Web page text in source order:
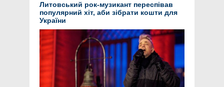
Литовський рок-музикант переспівав
популярний хіт, аби зібрати кошти для
України